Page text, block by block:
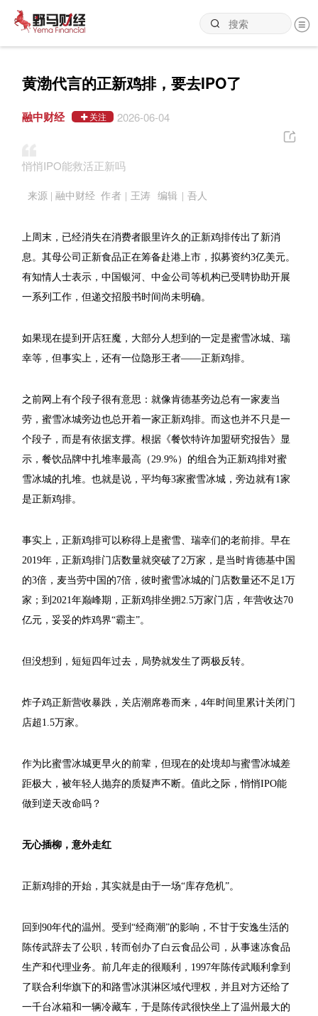
黄渤代言的正新鸡排，要去IPO了
融中财经 关注 2026-06-04
悄悄IPO能救活正新吗
来源 | 融中财经 作者 | 王涛 编辑 | 吾人
上周末，已经消失在消费者眼里许久的正新鸡排传出了新消
息。其母公司正新食品正在筹备赴港上市，拟募资约3亿美元。
有知情人士表示，中国银河、中金公司等机构已受聘协助开展
一系列工作，但递交招股书时间尚未明确。
如果现在提到开店狂魔，大部分人想到的一定是蜜雪冰城、瑞
幸等，但事实上，还有一位隐形王者——正新鸡排。
之前网上有个段子很有意思：就像肯德基旁边总有一家麦当
劳，蜜雪冰城旁边也总开着一家正新鸡排。而这也并不只是一
个段子，而是有依据支撑。根据《餐饮特许加盟研究报告》显
示，餐饮品牌中扎堆率最高（29.9%）的组合为正新鸡排对蜜
雪冰城的扎堆。也就是说，平均每3家蜜雪冰城，旁边就有1家
是正新鸡排。
事实上，正新鸡排可以称得上是蜜雪、瑞幸们的老前排。早在
2019年，正新鸡排门店数量就突破了2万家，是当时肯德基中国
的3倍，麦当劳中国的7倍，彼时蜜雪冰城的门店数量还不足1万
家；到2021年巅峰期，正新鸡排坐拥2.5万家门店，年营收达70
亿元，妥妥的炸鸡界“霸主”。
但没想到，短短四年过去，局势就发生了两极反转。
炸子鸡正新营收暴跌，关店潮席卷而来，4年时间里累计关闭门
店超1.5万家。
作为比蜜雪冰城更早火的前辈，但现在的处境却与蜜雪冰城差
距极大，被年轻人抛弃的质疑声不断。值此之际，悄悄IPO能
做到逆天改命吗？
无心插柳，意外走红
正新鸡排的开始，其实就是由于一场“库存危机”。
回到90年代的温州。受到“经商潮”的影响，不甘于安逸生活的
陈传武辞去了公职，转而创办了白云食品公司，从事速冻食品
生产和代理业务。前几年走的很顺利，1997年陈传武顺利拿到
了联合利华旗下的和路雪冰淇淋区域代理权，并且对方还给了
一千台冰箱和一辆冷藏车，于是陈传武很快坐上了温州最大的